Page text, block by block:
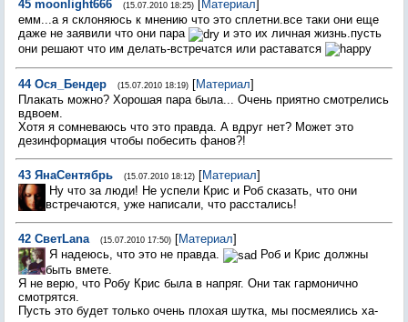
45 moonlight666 (15.07.2010 18:25) [Материал]
емм...а я склоняюсь к мнению что это сплетни.все таки они еще
даже не заявили что они пара
и это их личная жизнь.пусть
они решают что им делать-встречатся или раставатся
44 Ося_Бендер (15.07.2010 18:19) [Материал]
Плакать можно? Хорошая пара была... Очень приятно смотрелись
вдвоем.
Хотя я сомневаюсь что это правда. А вдруг нет? Может это
дезинформация чтобы побесить фанов?!
43 ЯнаСентябрь (15.07.2010 18:12) [Материал]
Ну что за люди! Не успели Крис и Роб сказать, что они
встречаются, уже написали, что расстались!
42 СветLana (15.07.2010 17:50) [Материал]
Я надеюсь, что это не правда.
Роб и Крис должны
быть вмете.
Я не верю, что Робу Крис была в напряг. Они так гармонично
смотрятся.
Пусть это будет только очень плохая шутка, мы посмеялись ха-